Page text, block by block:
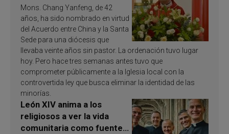
Mons. Chang Yanfeng, de 42
años, ha sido nombrado en virtud
del Acuerdo entre China y la Santa
Sede para una diócesis que
llevaba veinte años sin pastor. La ordenación tuvo lugar
hoy. Pero hace tres semanas antes tuvo que
comprometer públicamente a la Iglesia local con la
controvertida ley que busca eliminar la identidad de las
minorías.
León XIV anima a los
religiosos a ver la vida
comunitaria como fuente